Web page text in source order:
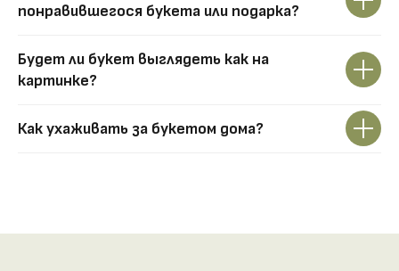
понравившегося букета или подарка?
Будет ли букет выглядеть как на
картинке?
Как ухаживать за букетом дома?